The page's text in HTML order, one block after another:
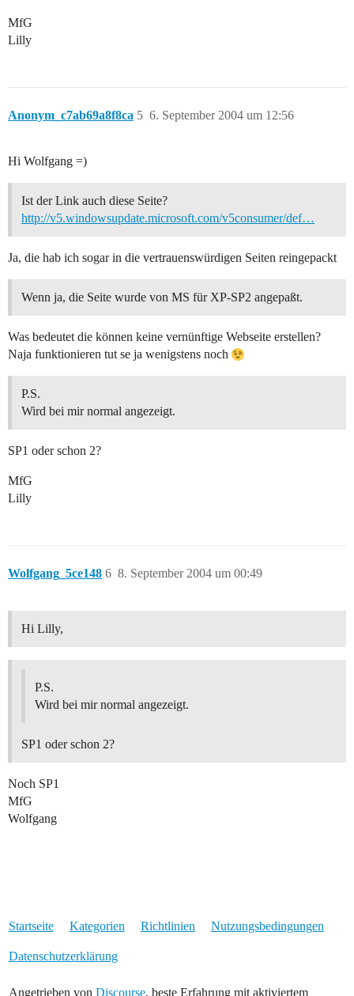
MfG
Lilly
Anonym_c7ab69a8f8ca 6. September 2004 um 12:56
5
Hi Wolfgang =)
Ist der Link auch diese Seite?
http://v5.windowsupdate.microsoft.com/v5consumer/def…
Ja, die hab ich sogar in die vertrauenswürdigen Seiten reingepackt
Wenn ja, die Seite wurde von MS für XP-SP2 angepaßt.
Was bedeutet die können keine vernünftige Webseite erstellen?
Naja funktionieren tut se ja wenigstens noch
P.S.
Wird bei mir normal angezeigt.
SP1 oder schon 2?
MfG
Lilly
Wolfgang_5ce148 8. September 2004 um 00:49
6
Hi Lilly,
P.S.
Wird bei mir normal angezeigt.
SP1 oder schon 2?
Noch SP1
MfG
Wolfgang
Startseite Kategorien Richtlinien Nutzungsbedingungen
Datenschutzerklärung
Angetrieben von Discourse, beste Erfahrung mit aktiviertem